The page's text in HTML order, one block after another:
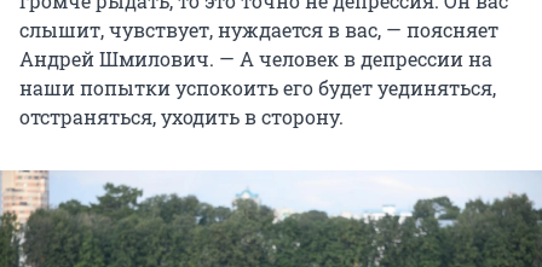
слышит, чувствует, нуждается в вас, — поясняет
Андрей Шмилович. — А человек в депрессии на
наши попытки успокоить его будет уединяться,
отстраняться, уходить в сторону.